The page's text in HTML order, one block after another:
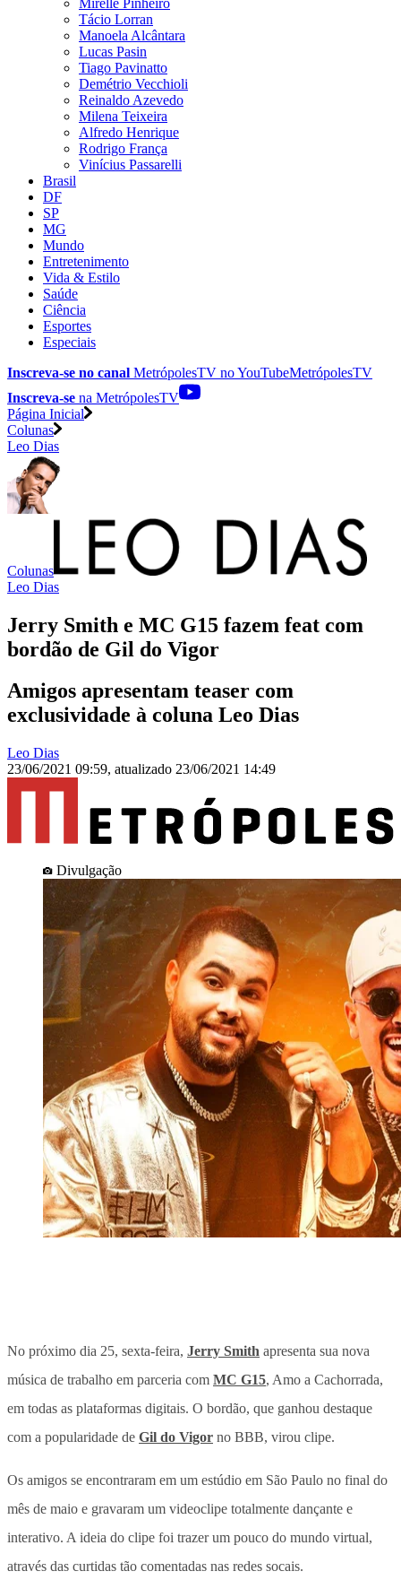
Tácio Lorran
Manoela Alcântara
Lucas Pasin
Tiago Pavinatto
Demétrio Vecchioli
Reinaldo Azevedo
Milena Teixeira
Alfredo Henrique
Rodrigo França
Vinícius Passarelli
Brasil
DF
SP
MG
Mundo
Entretenimento
Vida & Estilo
Saúde
Ciência
Esportes
Especiais
Inscreva-se no canal MetrópolesTV noYouTubeMetrópolesTV
Inscreva-se na MetrópolesTV
Página Inicial
Colunas
Leo Dias
Colunas
Leo Dias
Jerry Smith e MC G15 fazem feat com
bordão de Gil do Vigor
Amigos apresentam teaser com
exclusividade à coluna Leo Dias
Leo Dias
23/06/2021 09:59, atualizado 23/06/2021 14:49
Divulgação
No próximo dia 25, sexta-feira, Jerry Smith apresenta sua nova
música de trabalho em parceria com MC G15, Amo a Cachorrada,
em todas as plataformas digitais. O bordão, que ganhou destaque
com a popularidade de Gil do Vigor no BBB, virou clipe.
Os amigos se encontraram em um estúdio em São Paulo no final do
mês de maio e gravaram um videoclipe totalmente dançante e
interativo. A ideia do clipe foi trazer um pouco do mundo virtual,
através das curtidas tão comentadas nas redes socais.